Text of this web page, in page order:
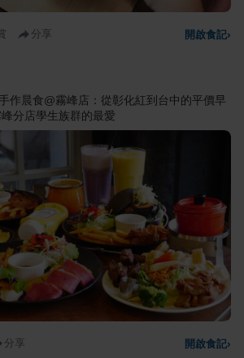
分享 開啟食記›
作晨食@霧峰店：從彰化紅到台中的平價早
分店學生族群的最愛
分享 開啟食記›